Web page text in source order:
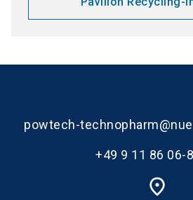
powtech-
+49 9 11 86 06-
place